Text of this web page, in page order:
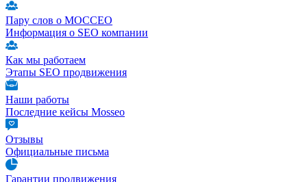
Пару слов о МОССЕО
Информация о SEO компании
Как мы работаем
Этапы SEO продвижения
Наши работы
Последние кейсы Mosseo
Отзывы
Официальные письма
Гарантии продвижения